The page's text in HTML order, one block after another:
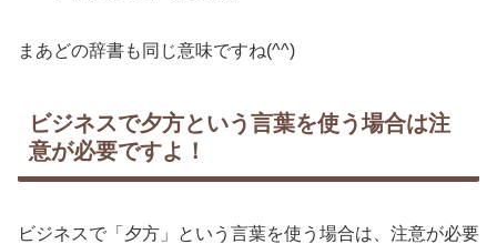
まあどの辞書も同じ意味ですね(^^)
ビジネスで夕方という言葉を使う場合は注
意が必要ですよ！
ビジネスで「夕方」という言葉を使う場合は、注意が必要